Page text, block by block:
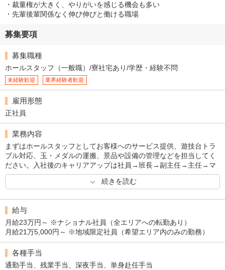
・裁量権が大きく、やりがいを感じる機会も多い
・先輩後輩関係なく伸び伸びと働ける職場
募集要項
募集職種
ホールスタッフ（一般職）/寮社宅あり/学歴・経験不問
未経験歓迎 業界経験者歓迎
雇用形態
正社員
業務内容
まずはホールスタッフとしてお客様へのサービス提供、遊技台トラ
ブル対応、玉・メダルの運搬、景品や設備の管理などを担当してく
ださい。入社後のキャリアアップは社員→班長→副主任→主任→マ
ネージャー→店長。店長になると年間十数億円の売上を管理する経
営者として手腕を発揮していただきます。木下物産は店長が任され
ピードで成長することができます。
続きを読む
給与
月給23万円～ ※ナショナル社員（全エリアへの転勤あり）
月給21万5,000円～ ※地域限定社員（希望エリア内のみの勤務）
各種手当
通勤手当、残業手当、深夜手当、単身赴任手当